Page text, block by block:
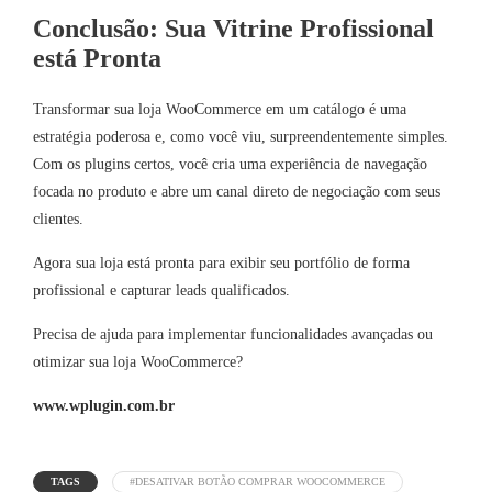
Conclusão: Sua Vitrine Profissional
está Pronta
Transformar sua loja WooCommerce em um catálogo é uma
estratégia poderosa e, como você viu, surpreendentemente simples.
Com os plugins certos, você cria uma experiência de navegação
focada no produto e abre um canal direto de negociação com seus
clientes.
Agora sua loja está pronta para exibir seu portfólio de forma
profissional e capturar leads qualificados.
Precisa de ajuda para implementar funcionalidades avançadas ou
otimizar sua loja WooCommerce?
www.wplugin.com.br
TAGS #DESATIVAR BOTÃO COMPRAR WOOCOMMERCE